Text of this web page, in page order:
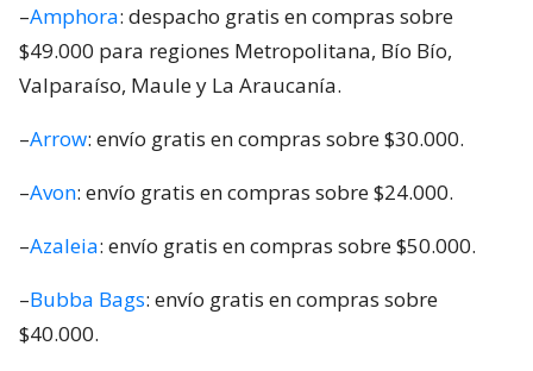
–Amphora: despacho gratis en compras sobre
$49.000 para regiones Metropolitana, Bío Bío,
Valparaíso, Maule y La Araucanía.
–Arrow: envío gratis en compras sobre $30.000.
–Avon: envío gratis en compras sobre $24.000.
–Azaleia: envío gratis en compras sobre $50.000.
–Bubba Bags: envío gratis en compras sobre
$40.000.